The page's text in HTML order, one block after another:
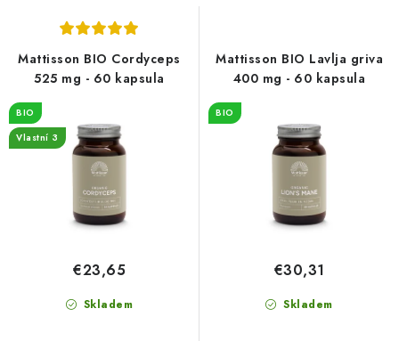
i
z
v
a
j
e
p
Mattisson BIO Cordyceps
525 mg - 60 kapsula
BIO
Vlastní 3
Skladem
€23,65
Mattisson BIO Lavlja griva
400 mg - 60 kapsula
BIO
Skladem
€30,31